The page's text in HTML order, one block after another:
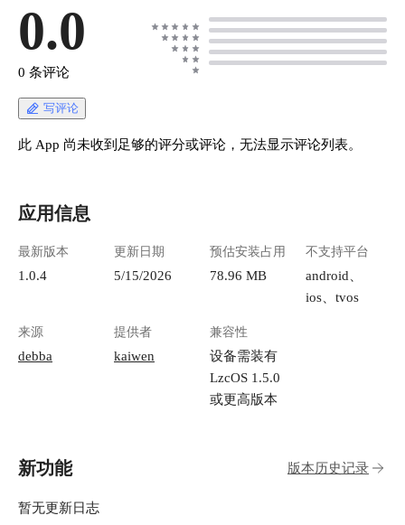
0.0
0 条评论
写评论
此 App 尚未收到足够的评分或评论，无法显示评论列表。
应用信息
最新版本
1.0.4
更新日期
5/15/2026
预估安装占用
78.96 MB
不支持平台
android、
ios、tvos
来源
debba
提供者
kaiwen
兼容性
设备需装有
LzcOS 1.5.0
或更高版本
新功能 版本历史记录
暂无更新日志